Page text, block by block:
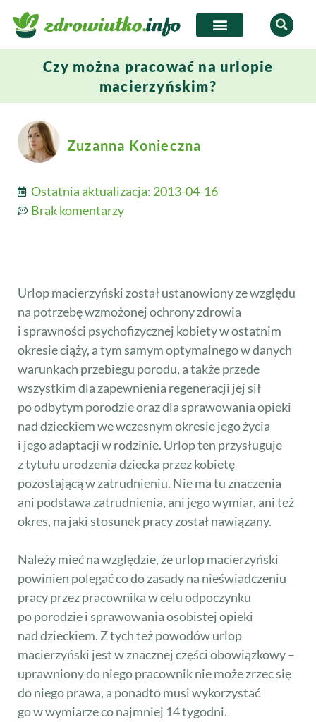
Czy można pracować na urlopie
macierzyńskim?
Zuzanna Konieczna
Ostatnia aktualizacja: 2013-04-16
Brak komentarzy
Urlop macierzyński został ustanowiony ze względu
na potrzebę wzmożonej ochrony zdrowia
i sprawności psychofizycznej kobiety w ostatnim
okresie ciąży, a tym samym optymalnego w danych
warunkach przebiegu porodu, a także przede
wszystkim dla zapewnienia regeneracji jej sił
po odbytym porodzie oraz dla sprawowania opieki
nad dzieckiem we wczesnym okresie jego życia
i jego adaptacji w rodzinie. Urlop ten przysługuje
z tytułu urodzenia dziecka przez kobietę
pozostającą w zatrudnieniu. Nie ma tu znaczenia
ani podstawa zatrudnienia, ani jego wymiar, ani też
okres, na jaki stosunek pracy został nawiązany.
Należy mieć na względzie, że urlop macierzyński
powinien polegać co do zasady na nieświadczeniu
pracy przez pracownika w celu odpoczynku
po porodzie i sprawowania osobistej opieki
nad dzieckiem. Z tych też powodów urlop
macierzyński jest w znacznej części obowiązkowy –
uprawniony do niego pracownik nie może zrzec się
do niego prawa, a ponadto musi wykorzystać
go w wymiarze co najmniej 14 tygodni.